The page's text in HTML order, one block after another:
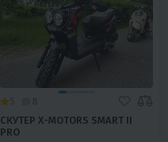
СКУТЕР X-MOTORS SMART II
PRO